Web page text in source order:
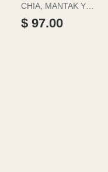
CHIA, MANTAK Y
DOUGLAS ABRAMS
$ 97.00